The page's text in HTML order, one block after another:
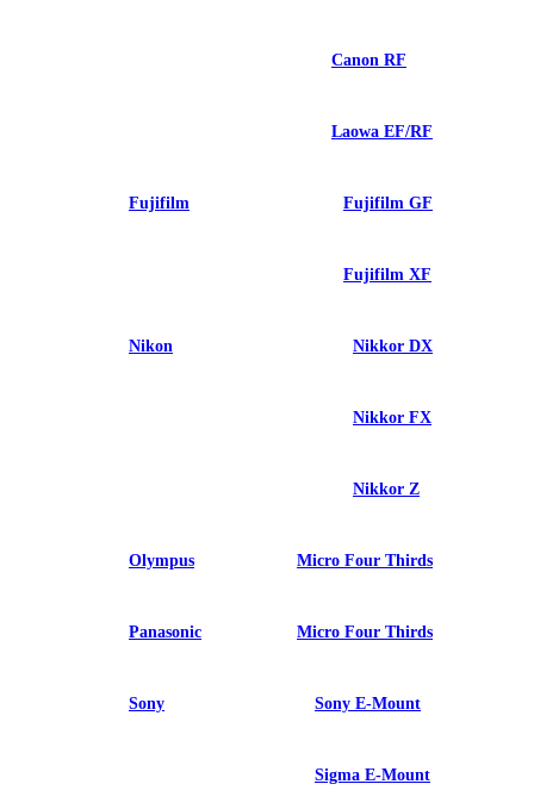
Canon RF
Laowa EF/RF
Fujifilm Fujifilm GF
Fujifilm XF
Nikon Nikkor DX
Nikkor FX
Nikkor Z
Olympus Micro Four Thirds
Panasonic Micro Four Thirds
Sony Sony E-Mount
Sigma E-Mount